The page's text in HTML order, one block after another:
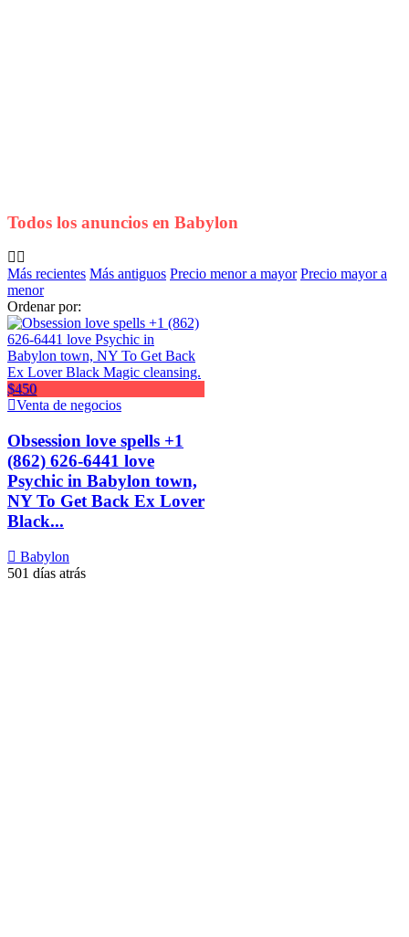
Todos los anuncios en Babylon
Más recientes Más antiguos Precio menor a mayor Precio mayor a
menor
Ordenar por:
$450
Venta de negocios
Obsession love spells +1
(862) 626-6441 love
Psychic in Babylon town,
NY To Get Back Ex Lover
Black...
Babylon
501 días atrás